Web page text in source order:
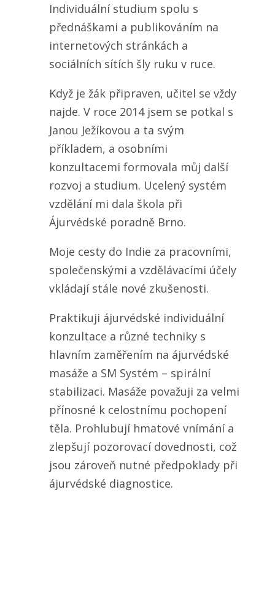
Individuální studium spolu s
přednáškami a publikováním na
internetových stránkách a
sociálních sítích šly ruku v ruce.
Když je žák připraven, učitel se vždy
najde. V roce 2014 jsem se potkal s
Janou Ježíkovou a ta svým
příkladem, a osobními
konzultacemi formovala můj další
rozvoj a studium. Ucelený systém
vzdělání mi dala škola při
Ájurvédské poradně Brno.
Moje cesty do Indie za pracovními,
společenskými a vzdělávacími účely
vkládají stále nové zkušenosti.
Praktikuji ájurvédské individuální
konzultace a různé techniky s
hlavním zaměřením na ájurvédské
masáže a SM Systém – spirální
stabilizaci. Masáže považuji za velmi
přínosné k celostnímu pochopení
těla. Prohlubují hmatové vnímání a
zlepšují pozorovací dovednosti, což
jsou zároveň nutné předpoklady při
ájurvédské diagnostice.